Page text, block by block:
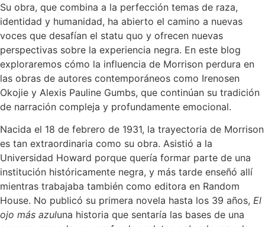
Su obra, que combina a la perfección temas de raza,
identidad y humanidad, ha abierto el camino a nuevas
voces que desafían el statu quo y ofrecen nuevas
perspectivas sobre la experiencia negra. En este blog
exploraremos cómo la influencia de Morrison perdura en
las obras de autores contemporáneos como Irenosen
Okojie y Alexis Pauline Gumbs, que continúan su tradición
de narración compleja y profundamente emocional.
Nacida el 18 de febrero de 1931, la trayectoria de Morrison
es tan extraordinaria como su obra. Asistió a la
Universidad Howard porque quería formar parte de una
institución históricamente negra, y más tarde enseñó allí
mientras trabajaba también como editora en Random
House. No publicó su primera novela hasta los 39 años, El
ojo más azuluna historia que sentaría las bases de una